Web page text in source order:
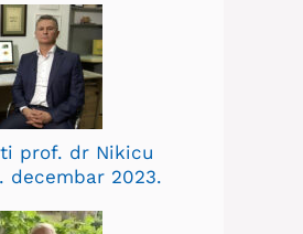
prof. dr Nikicu
decembar 2023.